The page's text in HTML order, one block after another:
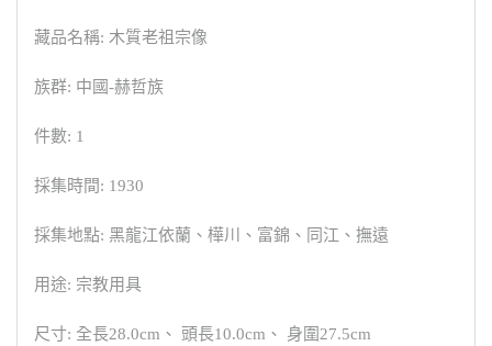
藏品名稱: 木質老祖宗像
族群: 中國-赫哲族
件數: 1
採集時間: 1930
採集地點: 黑龍江依蘭、樺川、富錦、同江、撫遠
用途: 宗教用具
尺寸: 全長28.0cm、 頭長10.0cm、 身圍27.5cm